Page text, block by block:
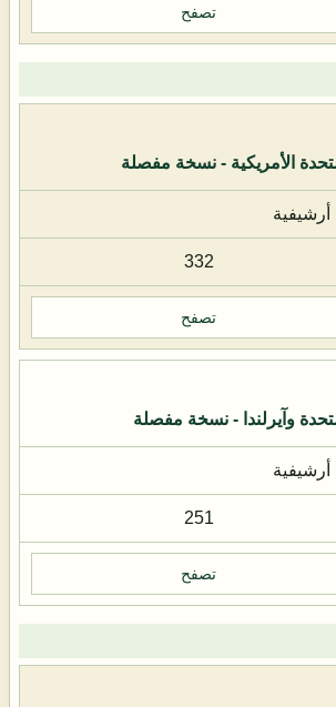
تصفح
الأمريكية - نسخة مفصلة
332
تصفح
وآيرلندا - نسخة مفصلة
251
تصفح